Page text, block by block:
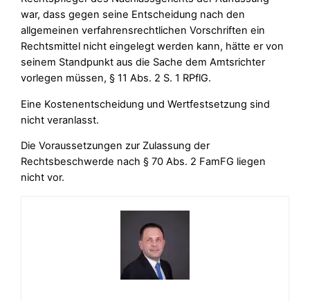
war, dass gegen seine Entscheidung nach den
allgemeinen verfahrensrechtlichen Vorschriften ein
Rechtsmittel nicht eingelegt werden kann, hätte er von
seinem Standpunkt aus die Sache dem Amtsrichter
vorlegen müssen, § 11 Abs. 2 S. 1 RPflG.
Eine Kostenentscheidung und Wertfestsetzung sind
nicht veranlasst.
Die Voraussetzungen zur Zulassung der
Rechtsbeschwerde nach § 70 Abs. 2 FamFG liegen
nicht vor.